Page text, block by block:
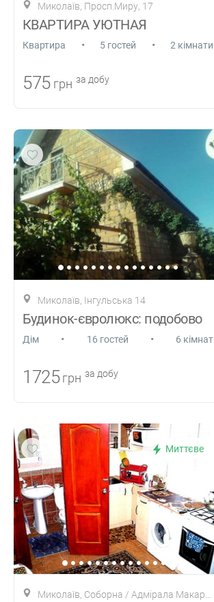
Миколаїв, Просп.Миру, 17
КВАРТИРА УЮТНАЯ
Квартира • 5 гостей • 2 кімнати
575 грн за добу
Миколаїв, Інгульська 14
Будинок-євролюкс: подобово
Дiм • 16 гостей • 6 кімнат
1725 грн за добу
Миттєве
Миколаїв, Соборна / Адмірала Макарова, 39